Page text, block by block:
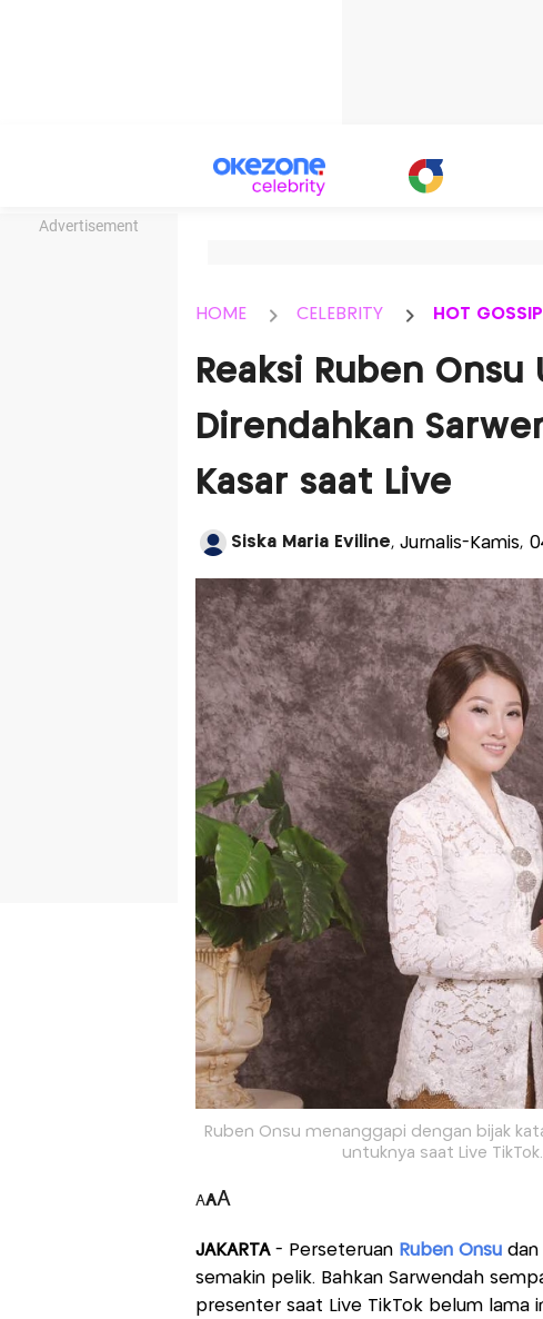
Advertisement
HOME CELEBRITY HOT GOSSIP
Reaksi Ruben Onsu
Direndahkan
Kasar saat Live
Siska Maria Eviline, Jurnalis-Kamis,
Ruben Onsu menanggapi dengan bijak
untuknya saat Live
AAA
JAKARTA - Perseteruan Ruben Onsu dan
semakin pelik. Bahkan Sarwendah
presenter saat Live TikTok belum lama